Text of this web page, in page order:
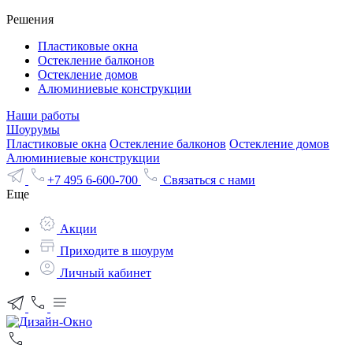
Решения
Пластиковые окна
Остекление балконов
Остекление домов
Алюминиевые конструкции
Наши работы
Шоурумы
Пластиковые окна Остекление балконов Остекление домов
Алюминиевые конструкции
+7 495 6-600-700
Связаться с нами
Еще
Акции
Приходите в шоурум
Личный кабинет